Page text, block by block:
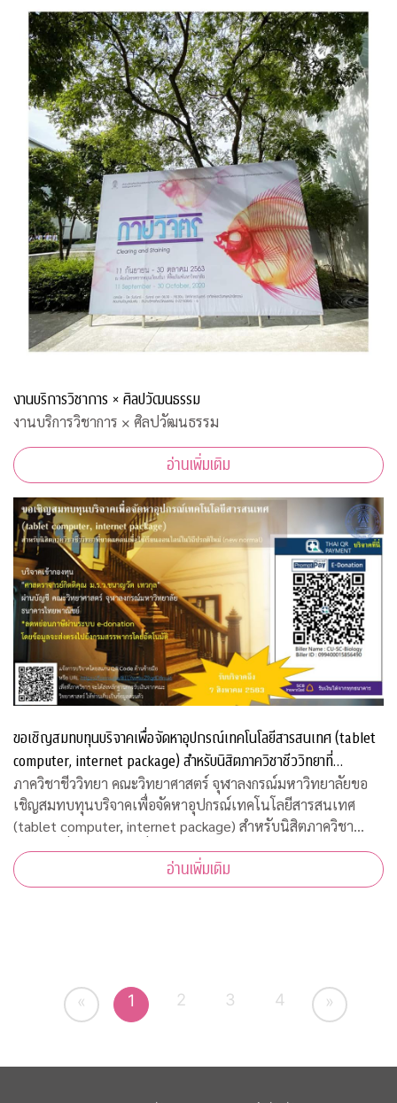
งานบริการวิชาการ × ศิลปวัฒนธรรม
งานบริการวิชาการ × ศิลปวัฒนธรรม
อ่านเพิ่มเติม
ขอเชิญสมทบทุนบริจาคเพื่อจัดหาอุปกรณ์เทคโนโลยีสารสนเทศ (tablet
computer, internet package) สำหรับนิสิตภาควิชาชีววิทยาที่
ขาดแคลน
ภาควิชาชีววิทยา คณะวิทยาศาสตร์ จุฬาลงกรณ์มหาวิทยาลัยขอ
เชิญสมทบทุนบริจาคเพื่อจัดหาอุปกรณ์เทคโนโลยีสารสนเทศ
(tablet computer, internet package) สำหรับนิสิตภาควิชา
ชีววิทยาที่ขาดแคลน เพื่อใช้เรียนออนไลน์ในวิถีปรกติใหม่ บริจาค
เข้ากองทุน "
อ่านเพิ่มเติม
« 1 2 3 4 »